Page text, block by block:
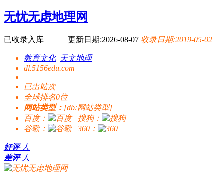
无忧无虑地理网
已收录入库 更新日期:2026-08-07 收录日期:2019-05-02
教育文化
天文地理
dl.5156edu.com
已出站次
全球排名0位
网站类型： [db:网站类型]
百度：
搜狗：
谷歌：
360：
好评 人
差评 人